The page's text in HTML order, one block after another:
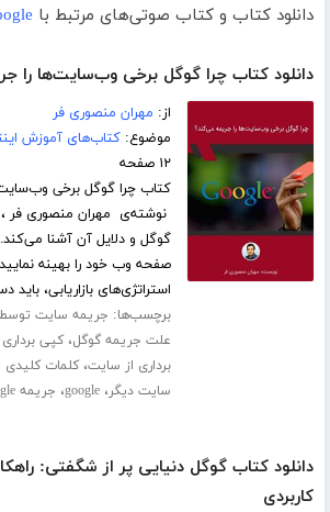
دانلود کتاب و کتاب صوتی‌های مرتبط با
دانلود کتاب چرا گوگل برخی وب‌سایت‌ها را
از: مهران منصوری فر
موضوع:کتاب‌های آموزش
۱۲ صفحه
کتاب چرا گوگل برخی
نوشته‌ی مهران منصوری فر ،
گوگل و دلایل آن آشنا
صفحه‌ وب خود را بهینه
استراتژی‌های بازاریابی، باید
برچسب‌ها: جریمه سایت
علت جریمه گوگل،کپی
برداری از سایت،کلمات کلیدی
سایت دیگر،google، جریمه google
دانلود کتاب گوگل دنیایی پر از شگفتی:
کاربردی